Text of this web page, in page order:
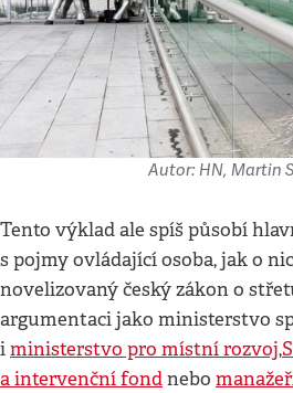
Autor: HN, Martin
Tento výklad ale spíš působí
s pojmy ovládající osoba, jak o
novelizovaný český zákon o
argumentaci jako ministerstvo
iministerstvo pro místní rozvoj,
a intervenční fondnebo